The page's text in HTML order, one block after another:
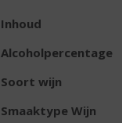
Inhoud
Alcoholpercentage
Soort wijn
Smaaktype Wijn